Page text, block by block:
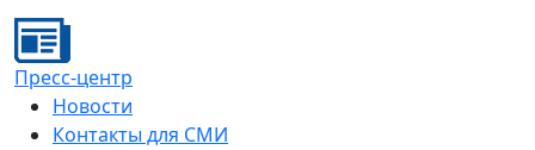
Пресс-центр
Новости
Контакты для СМИ